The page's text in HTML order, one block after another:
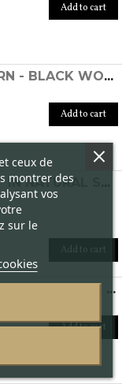
Add to cart
VENETIAN TRICORN - BLACK WOMEN'S FELT HAT
Add to cart
Add to cart
"CANOTTIERI" - HAT IN NATURAL STRAW
Add to cart
ceux de
montrer des
vos
sur le